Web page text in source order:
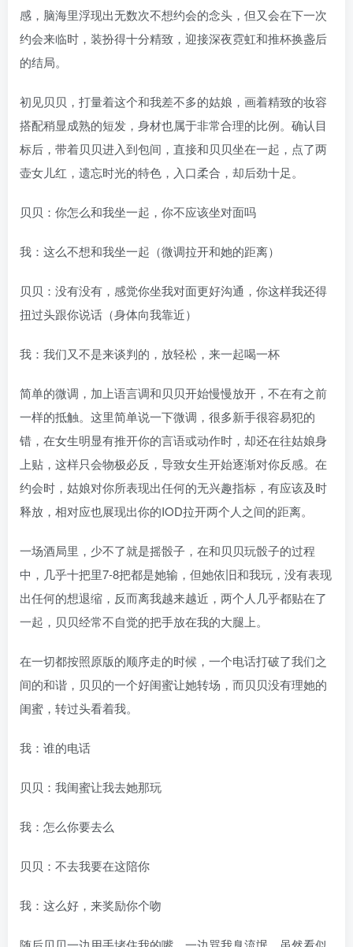
感，脑海里浮现出无数次不想约会的念头，但又会在下一次
约会来临时，装扮得十分精致，迎接深夜霓虹和推杯换盏后
的结局。
初见贝贝，打量着这个和我差不多的姑娘，画着精致的妆容
搭配稍显成熟的短发，身材也属于非常合理的比例。确认目
标后，带着贝贝进入到包间，直接和贝贝坐在一起，点了两
壶女儿红，遗忘时光的特色，入口柔合，却后劲十足。
贝贝：你怎么和我坐一起，你不应该坐对面吗
我：这么不想和我坐一起（微调拉开和她的距离）
贝贝：没有没有，感觉你坐我对面更好沟通，你这样我还得
扭过头跟你说话（身体向我靠近）
我：我们又不是来谈判的，放轻松，来一起喝一杯
简单的微调，加上语言调和贝贝开始慢慢放开，不在有之前
一样的抵触。这里简单说一下微调，很多新手很容易犯的
错，在女生明显有推开你的言语或动作时，却还在往姑娘身
上贴，这样只会物极必反，导致女生开始逐渐对你反感。在
约会时，姑娘对你所表现出任何的无兴趣指标，有应该及时
释放，相对应也展现出你的IOD拉开两个人之间的距离。
一场酒局里，少不了就是摇骰子，在和贝贝玩骰子的过程
中，几乎十把里7-8把都是她输，但她依旧和我玩，没有表现
出任何的想退缩，反而离我越来越近，两个人几乎都贴在了
一起，贝贝经常不自觉的把手放在我的大腿上。
在一切都按照原版的顺序走的时候，一个电话打破了我们之
间的和谐，贝贝的一个好闺蜜让她转场，而贝贝没有理她的
闺蜜，转过头看着我。
我：谁的电话
贝贝：我闺蜜让我去她那玩
我：怎么你要去么
贝贝：不去我要在这陪你
我：这么好，来奖励你个吻